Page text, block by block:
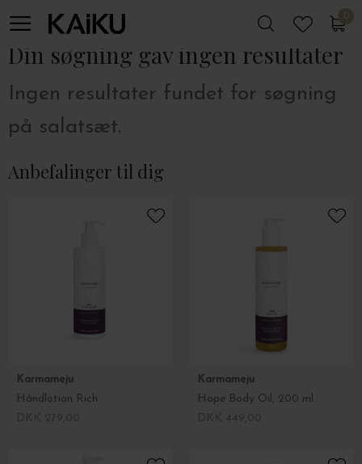
0
0
Din søgning gav ingen resultater
Ingen resultater fundet for søgning
på salatsæt.
Anbefalinger til dig
Karmameju
Håndlotion Rich
Karmameju
Hope Body Oil, 200 ml.